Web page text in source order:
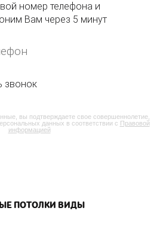
номер телефона и
Вам через 5 минут
вы подтверждаете свое совершеннолетие,
данных в соответствии с Правовой
информацией
ПОТОЛКИ ВИДЫ